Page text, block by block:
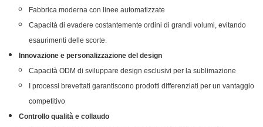
Fabbrica moderna con linee automatizzate
Capacità di evadere costantemente ordini di grandi volumi, evitando
esaurimenti delle scorte.
Innovazione e personalizzazione del design
Capacità ODM di sviluppare design esclusivi per la sublimazione
I processi brevettati garantiscono prodotti differenziati per un vantaggio
competitivo
Controllo qualità e collaudo